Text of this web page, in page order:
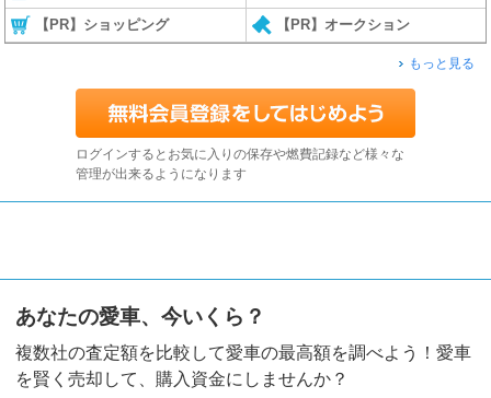
【PR】ショッピング 【PR】オークション
もっと見る
ログインするとお気に入りの保存や燃費記録など様々な
管理が出来るようになります
あなたの愛車、今いくら？
複数社の査定額を比較して愛車の最高額を調べよう！愛車
を賢く売却して、購入資金にしませんか？